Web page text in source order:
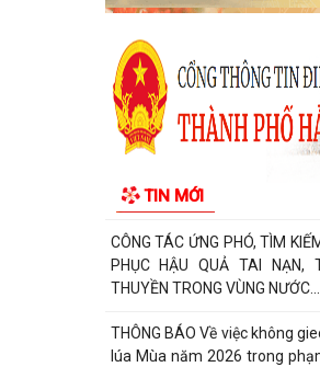
TIN MỚI
Báo cáo công tác cải cách
đầu năm 2026, nhiệm vụ
2026
Tăng cường công tác
mùa hè trên địa bàn xã An
CHUNG TAY HỖ TRỢ NGƯỜI
HÌNH PHẠT TÙ TÁI HÒA NHẬP
CÔNG TÁC ỨNG PHÓ, TÌM
PHỤC HẬU QUẢ TAI NẠN,
THUYỀN TRONG VÙNG NƯỚC...
THÔNG BÁO Về việc không
lúa Mùa năm 2026 trong